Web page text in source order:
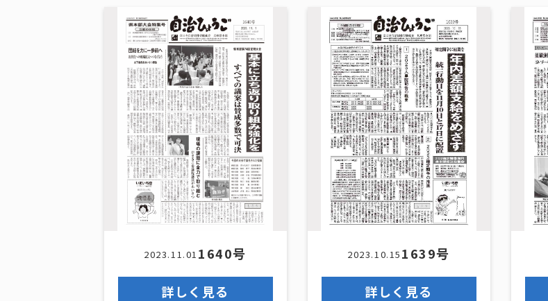
2023.11.01 1640号
詳しく見る
2023.10.15 1639号
詳しく見る